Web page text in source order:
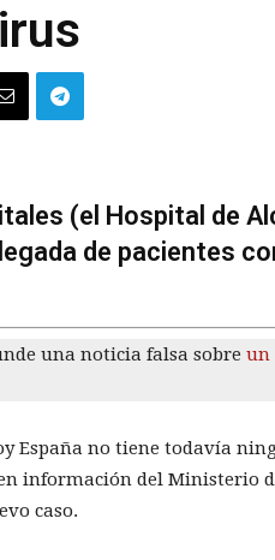
(el Hospital de
de pacientes
una noticia falsa sobre un
España no tiene todavía
información del Ministerio
caso.